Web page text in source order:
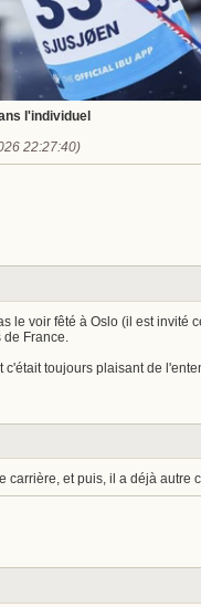
l'individuel
22:27:40)
le voir fêté à Oslo (il est invité
France.
c'était toujours plaisant de
carrière, et puis, il a déjà autre